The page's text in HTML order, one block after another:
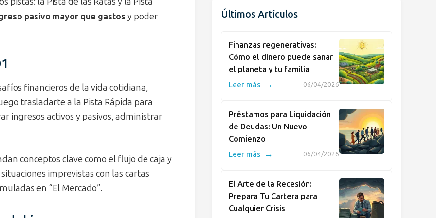
pasivo mayor que gastos y poder
financieros de la vida cotidiana,
trasladarte a la Pista Rápida para
ingresos activos y pasivos, administrar
conceptos clave como el flujo de caja y
imprevistas con las cartas
en “El Mercado”.
Últimos Artículos
Finanzas regenerativas:
Cómo el dinero puede sanar
el planeta y tu familia
06/04/2026
Leer más →
Préstamos para Liquidación
de Deudas: Un Nuevo
Comienzo
06/04/2026
Leer más →
El Arte de la Recesión:
Prepara Tu Cartera para
Cualquier Crisis